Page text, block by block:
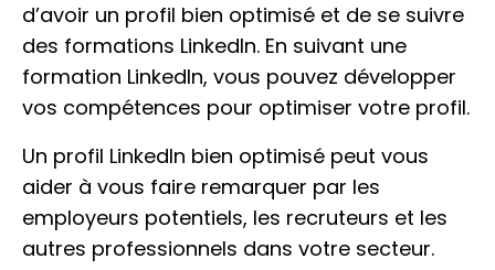
Contact
d’avoir un profil bien optimisé et de se suivre
des formations LinkedIn. En suivant une
formation LinkedIn, vous pouvez développer
vos compétences pour optimiser votre profil.
Un profil LinkedIn bien optimisé peut vous
aider à vous faire remarquer par les
employeurs potentiels, les recruteurs et les
autres professionnels dans votre secteur.